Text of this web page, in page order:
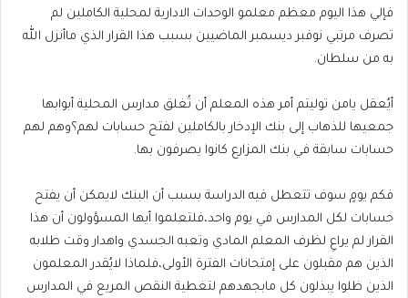
فإلي هذا اليوم معظم معلمو الوحدات الادارية لمحلية الكاملين لم
تصرف مرتبي نوفبر ديسمبر الماضيين بسبب هذا القرار الذي ماأنزل الله
به من سلطان.
أيُعقل يامن توليتم أمر هذه المعلم أن تُغلق مدارس المحلية أبوابها
جمعيها للذهاب إلى بنك الإدخار بالكاملين لفتح حسابات لهم؟وهم لهم
حسابات سابقة في بنك المزارع كانوا يصرفون بها.
فكم يومٍ سوف تتعطل فيه الدراسة بسبب أن البنك لايمكن أن يفتح
حسابات لكل المدارس في يوم واحد،فلتعلموا أيها المسؤولون أن هذا
القرار لم يراعِ لظرف المعلم المادي وتعبه الجسدي واهدار وقت طلابه
الذين هم مقبلون على إمتحانات الفترة الأولى،فلماذا لايُقدر المعلمون
الذين ظلوا يبذلون كل مابجهدهم لتغطية النقص المريع في المدارس